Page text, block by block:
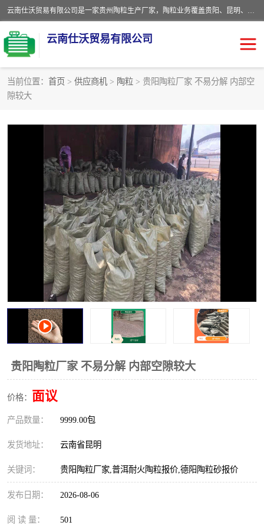
云南仕沃贸易有限公司是一家贵州陶粒生产厂家，陶粒业务覆盖贵阳、昆明、四川、云南、重庆等区域。批发贵阳陶粒、昆明陶粒、四川陶粒、云南陶粒、重庆陶粒，服务热线：*。仕沃贸易建材致力于建筑产业化、绿色建筑体系、产品和系统应用解决方案的企业。研发生产、销售和推广绿色建筑体系、建筑产业化体系的各种环保建筑产品。
云南仕沃贸易有限公司
当前位置： 首页 > 供应商机 > 陶粒 > 贵阳陶粒厂家 不易分解 内部空
隙较大
贵阳陶粒厂家 不易分解 内部空隙较大
价格： 面议
产品数量： 9999.00包
发货地址： 云南省昆明
关键词： 贵阳陶粒厂家,普洱耐火陶粒报价,德阳陶粒砂报价
发布日期： 2026-08-06
阅 读 量： 501
陶粒
生物陶粒
陶粒砂 粘土陶粒
建筑陶粒 陶粒回填
轻质陶粒